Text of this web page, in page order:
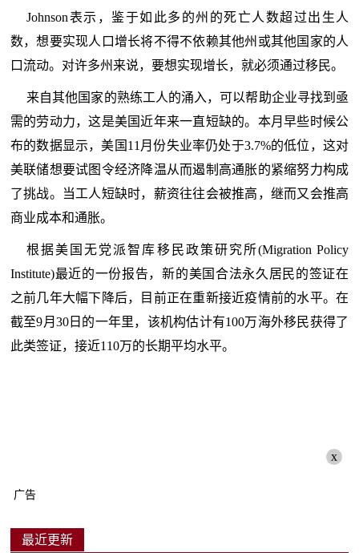
Johnson表示，鉴于如此多的州的死亡人数超过出生人
数，想要实现人口增长将不得不依赖其他州或其他国家的人
口流动。对许多州来说，要想实现增长，就必须通过移民。
来自其他国家的熟练工人的涌入，可以帮助企业寻找到亟
需的劳动力，这是美国近年来一直短缺的。本月早些时候公
布的数据显示，美国11月份失业率仍处于3.7%的低位，这对
美联储想要试图令经济降温从而遏制高通胀的紧缩努力构成
了挑战。当工人短缺时，薪资往往会被推高，继而又会推高
商业成本和通胀。
根据美国无党派智库移民政策研究所(Migration Policy
Institute)最近的一份报告，新的美国合法永久居民的签证在
之前几年大幅下降后，目前正在重新接近疫情前的水平。在
截至9月30日的一年里，该机构估计有100万海外移民获得了
此类签证，接近110万的长期平均水平。
x
广告
最近更新